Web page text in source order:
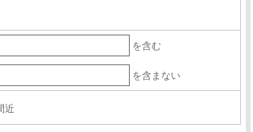
を含む
を含まない
近